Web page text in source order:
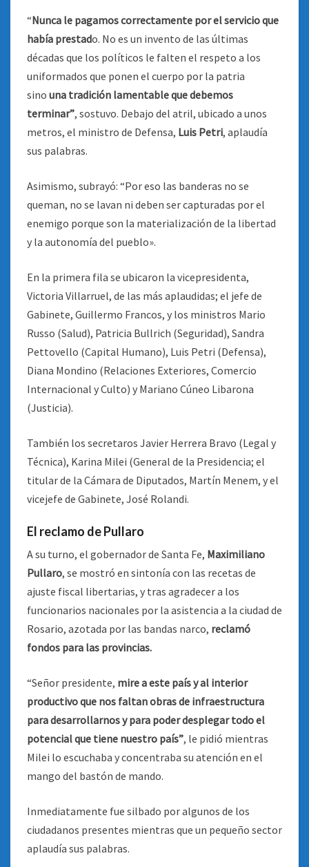
“Nunca le pagamos correctamente por el servicio que
había prestado. No es un invento de las últimas
décadas que los políticos le falten el respeto a los
uniformados que ponen el cuerpo por la patria
sino una tradición lamentable que debemos
terminar”, sostuvo. Debajo del atril, ubicado a unos
metros, el ministro de Defensa, Luis Petri, aplaudía
sus palabras.
Asimismo, subrayó: “Por eso las banderas no se
queman, no se lavan ni deben ser capturadas por el
enemigo porque son la materialización de la libertad
y la autonomía del pueblo».
En la primera fila se ubicaron la vicepresidenta,
Victoria Villarruel, de las más aplaudidas; el jefe de
Gabinete, Guillermo Francos, y los ministros Mario
Russo (Salud), Patricia Bullrich (Seguridad), Sandra
Pettovello (Capital Humano), Luis Petri (Defensa),
Diana Mondino (Relaciones Exteriores, Comercio
Internacional y Culto) y Mariano Cúneo Libarona
(Justicia).
También los secretaros Javier Herrera Bravo (Legal y
Técnica), Karina Milei (General de la Presidencia; el
titular de la Cámara de Diputados, Martín Menem, y el
vicejefe de Gabinete, José Rolandi.
El reclamo de Pullaro
A su turno, el gobernador de Santa Fe, Maximiliano
Pullaro, se mostró en sintonía con las recetas de
ajuste fiscal libertarias, y tras agradecer a los
funcionarios nacionales por la asistencia a la ciudad de
Rosario, azotada por las bandas narco, reclamó
fondos para las provincias.
“Señor presidente, mire a este país y al interior
productivo que nos faltan obras de infraestructura
para desarrollarnos y para poder desplegar todo el
potencial que tiene nuestro país”, le pidió mientras
Milei lo escuchaba y concentraba su atención en el
mango del bastón de mando.
Inmediatamente fue silbado por algunos de los
ciudadanos presentes mientras que un pequeño sector
aplaudía sus palabras.